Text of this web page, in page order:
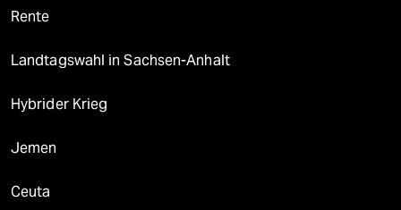
Rente
Landtagswahl in Sachsen-Anhalt
Hybrider Krieg
Jemen
Ceuta